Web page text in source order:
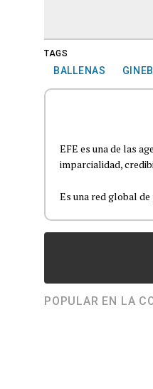
TAGS
BALLENAS
EFE es una de las
imparcialidad,
Es una red global
POPULAR EN LA